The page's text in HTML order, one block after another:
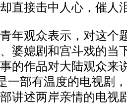
直接击中人心，催人
观众表示，对这个
婆媳剧和宫斗戏的当
的作品对大陆观众来
一部有温度的电视剧
讲述两岸亲情的电视